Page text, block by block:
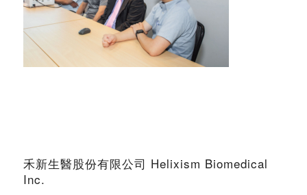
禾新生醫股份有限公司 Helixism Biomedical
Inc.